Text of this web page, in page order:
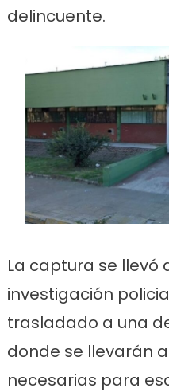
delincuente.
La captura se llevó
investigación
trasladado a una
donde se llevarán
necesarias para